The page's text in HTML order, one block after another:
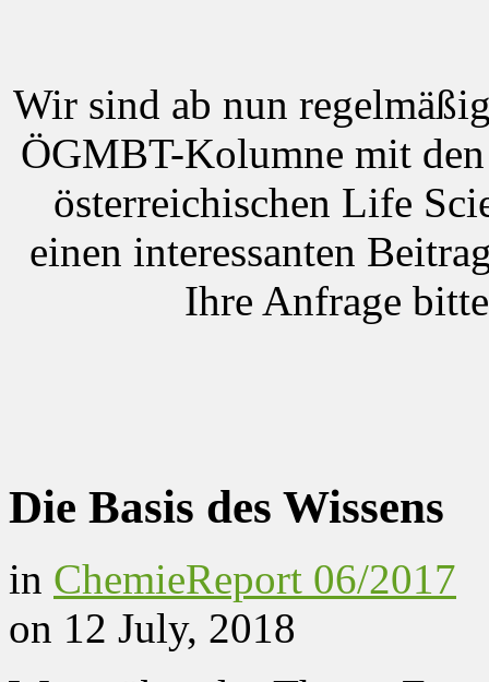
Wir sind ab nun
ÖGMBT-Kolumne mit
österreichischen Life
einen interessanten
Ihre Anfrage
Die Basis des Wissens
in ChemieReport 06/2017
on 12 July, 2018